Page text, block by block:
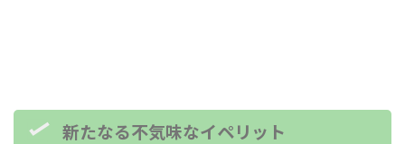
新たなる不気味なイペリット